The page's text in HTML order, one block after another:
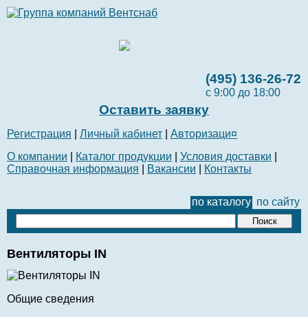
(495) 136-26-72
с 9:00 до 18:00
Оставить заявку
Регистрация Личный кабинет
Авторизаци¤
О компании
Каталог продукции Условия доставки
Справочная информация
Вакансии Контакты
по каталогу по сайту
Вентиляторы IN
Общие сведения